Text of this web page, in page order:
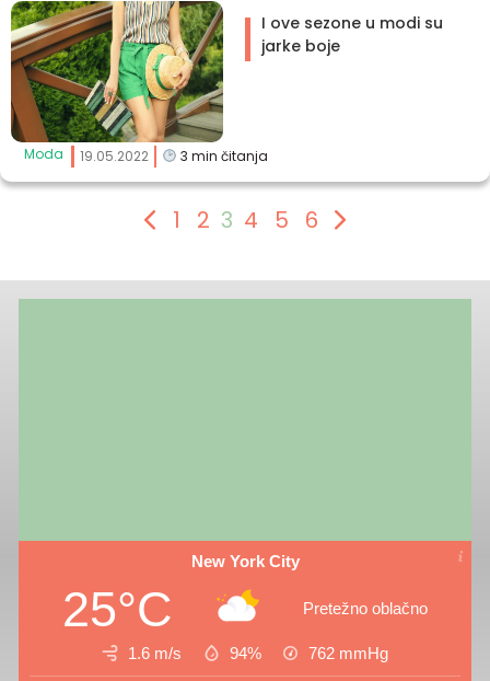
Moda 19.05.2022 3 min čitanja
I ove sezone u modi su
jarke boje
1 2 3 4 5 6
New York City
25°C Pretežno oblačno
1.6 m/s 94% 762 mmHg